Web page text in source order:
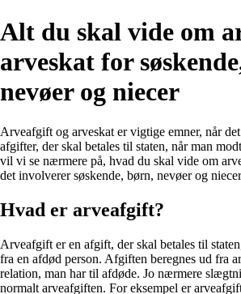
Alt du skal vide om
arveskat for
nevøer og niecer
Arveafgift og arveskat er vigtige emner, når
afgifter, der skal betales til staten, når man
vil vi se nærmere på, hvad du skal vide om
det involverer søskende, børn, nevøer og
Hvad er arveafgift?
Arveafgift er en afgift, der skal betales til
fra en afdød person. Afgiften beregnes ud fra
relation, man har til afdøde. Jo nærmere
normalt arveafgiften. For eksempel er